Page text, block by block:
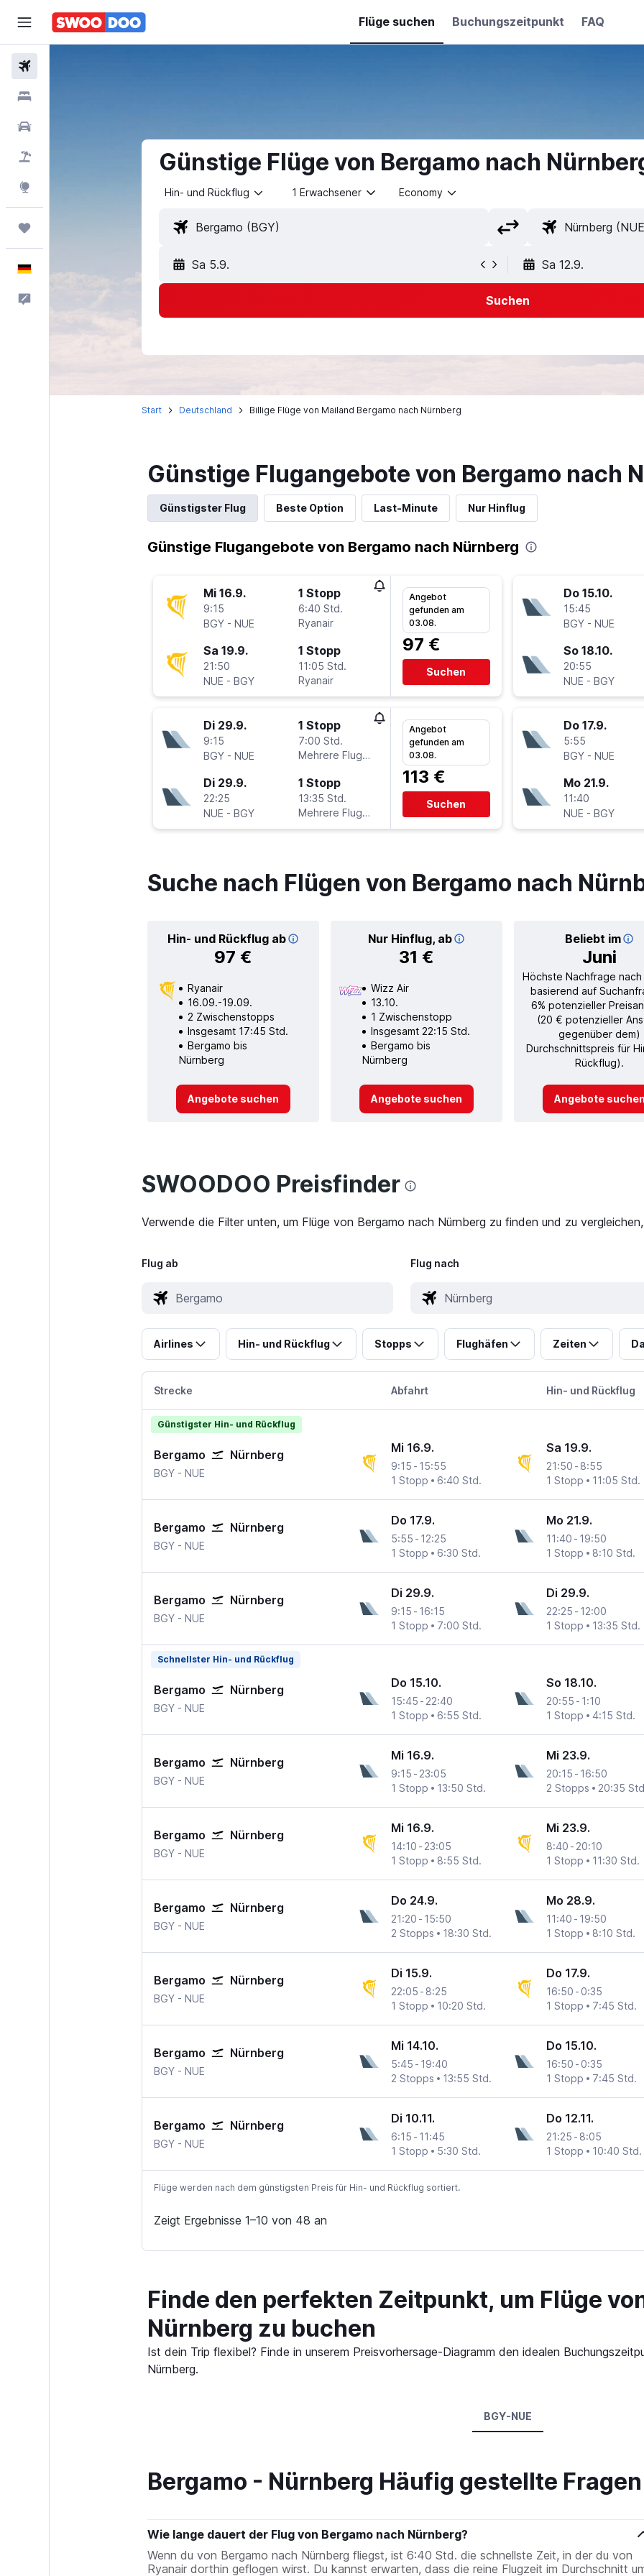
Flüge suchen Buchungszeitpunkt FAQ
Günstige Flüge von Bergamo nach
Hin- und Rückflug 1 Erwachsener Economy
Sa 5.9. Sa 12.9.
Suchen
Start Deutschland Billige Flüge von Mailand Bergamo nach Nürnberg
Günstige Flugangebote von Bergamo nach
Günstigster Flug Beste Option Last-Minute Nur Hinflug
Günstige Flugangebote von Bergamo nach Nürnberg
Mi 16.9.
9:15
BGY- NUE
1 Stopp
6:40 Std.
Ryanair
Sa 19.9.
21:50
NUE - BGY
1 Stopp
11:05 Std.
Ryanair
Angebot
gefunden am
03.08.
97 €
Suchen
Di 29.9.
9:15
BGY- NUE
1 Stopp
7:00 Std.
Mehrere Fluglinien
Di 29.9.
22:25
NUE - BGY
1 Stopp
13:35 Std.
Mehrere Fluglinien
Angebot
gefunden am
03.08.
113 €
Suchen
Do 15.10.
15:45
BGY- NUE
So 18.10.
20:55
NUE - BGY
Do 17.9.
5:55
BGY- NUE
Mo 21.9.
11:40
NUE - BGY
Suche nach Flügen von Bergamo nach
Hin- und Rückflug ab
97 €
Nur Hinflug, ab
31 €
Beliebt im
Juni
Ryanair
16.09.-19.09.
2 Zwischenstopps
Insgesamt 17:45 Std.
Bergamo bis
Nürnberg
Angebote suchen
Wizz Air
13.10.
1 Zwischenstopp
Insgesamt 22:15 Std.
Bergamo bis
Nürnberg
Angebote suchen
Höchste Nachfrage nach
basierend auf
6% potenzieller
(20 € potenzieller
gegenüber dem)
Durchschnittspreis für
Rückflug).
Angebote suchen
SWOODOO Preisfinder
Verwende die Filter unten, um Flüge von Bergamo nach Nürnberg zu finden und zu
Flug ab Flug nach
Airlines Hin- und Rückflug Stopps Flughäfen Zeiten
Strecke Abfahrt Hin- und Rückflug
Günstigster Hin- und Rückflug
Bergamo Nürnberg
BGY Mailand Bergamo
- NUE
Mi 16.9.
9:15 - 15:55
1 Stopp
6:40 Std.
Sa 19.9.
21:50 - 8:55
1 Stopp
11:05 Std.
Bergamo Nürnberg
BGY Mailand Bergamo
- NUE
Do 17.9.
5:55 - 12:25
1 Stopp
6:30 Std.
Mo 21.9.
11:40 - 19:50
1 Stopp
8:10 Std.
Bergamo Nürnberg
BGY Mailand Bergamo
- NUE
Di 29.9.
9:15 - 16:15
1 Stopp
7:00 Std.
Di 29.9.
22:25 - 12:00
1 Stopp
13:35 Std.
Schnellster Hin- und Rückflug
Bergamo Nürnberg
BGY Mailand Bergamo
- NUE
Do 15.10.
15:45 - 22:40
1 Stopp
6:55 Std.
So 18.10.
20:55 - 1:10
1 Stopp
4:15 Std.
Bergamo Nürnberg
BGY Mailand Bergamo
- NUE
Mi 16.9.
9:15 - 23:05
1 Stopp
13:50 Std.
Mi 23.9.
20:15 - 16:50
2 Stopps
20:35
Bergamo Nürnberg
BGY Mailand Bergamo
- NUE
Mi 16.9.
14:10 - 23:05
1 Stopp
8:55 Std.
Mi 23.9.
8:40 - 20:10
1 Stopp
11:30 Std.
Bergamo Nürnberg
BGY Mailand Bergamo
- NUE
Do 24.9.
21:20 - 15:50
2 Stopps
18:30 Std.
Mo 28.9.
11:40 - 19:50
1 Stopp
8:10 Std.
Bergamo Nürnberg
BGY Mailand Bergamo
- NUE
Di 15.9.
22:05 - 8:25
1 Stopp
10:20 Std.
Do 17.9.
16:50 - 0:35
1 Stopp
7:45 Std.
Bergamo Nürnberg
BGY Mailand Bergamo
- NUE
Mi 14.10.
5:45 - 19:40
2 Stopps
13:55 Std.
Do 15.10.
16:50 - 0:35
1 Stopp
7:45 Std.
Bergamo Nürnberg
BGY Mailand Bergamo
- NUE
Di 10.11.
6:15 - 11:45
1 Stopp
5:30 Std.
Do 12.11.
21:25 - 8:05
1 Stopp
10:40 Std.
Flüge werden nach dem günstigsten Preis für Hin- und Rückflug sortiert.
Zeigt Ergebnisse 1–10 von 48 an
Finde den perfekten Zeitpunkt, um Flüge
Nürnberg zu buchen
Ist dein Trip flexibel? Finde in unserem Preisvorhersage-Diagramm den idealen
Nürnberg.
BGY-NUE
Bergamo - Nürnberg Häufig gestellte Fragen
Wie lange dauert der Flug von Bergamo nach Nürnberg?
Wenn du von Bergamo nach Nürnberg fliegst, ist 6:40 Std. die schnellste Zeit, in der du von
Ryanair dorthin geflogen wirst. Du kannst erwarten, dass die reine Flugzeit im Durchschnitt